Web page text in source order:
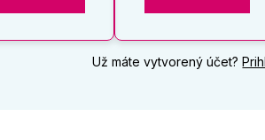
Už máte vytvorený účet?